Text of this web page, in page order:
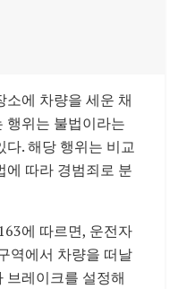
에 차량을 세운 채
행위는 불법이라는
. 해당 행위는 비교
에 따라 경범죄로 분
에 따르면, 운전자
역에서 차량을 떠날
브레이크를 설정해